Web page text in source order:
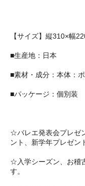
【サイズ】縦310×幅
■生産地：日本
■素材・成分：本体：
■パッケージ：個別装
☆バレエ発表会プレゼ
ント、新学年プレゼン
☆入学シーズン、お稽
す。